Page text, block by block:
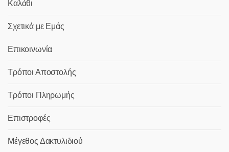
Καλάθι
Σχετικά με Εμάς
Επικοινωνία
Τρόποι Αποστολής
Τρόποι Πληρωμής
Επιστροφές
Μέγεθος Δακτυλιδιού